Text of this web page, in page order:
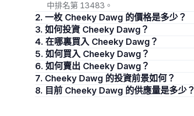
中排名第 13483。
2. 一枚 Cheeky Dawg 的價格是多少？
3. 如何投資 Cheeky Dawg？
4. 在哪裏買入 Cheeky Dawg？
5. 如何買入 Cheeky Dawg？
6. 如何賣出 Cheeky Dawg？
7. Cheeky Dawg 的投資前景如何？
8. 目前 Cheeky Dawg 的供應量是多少？